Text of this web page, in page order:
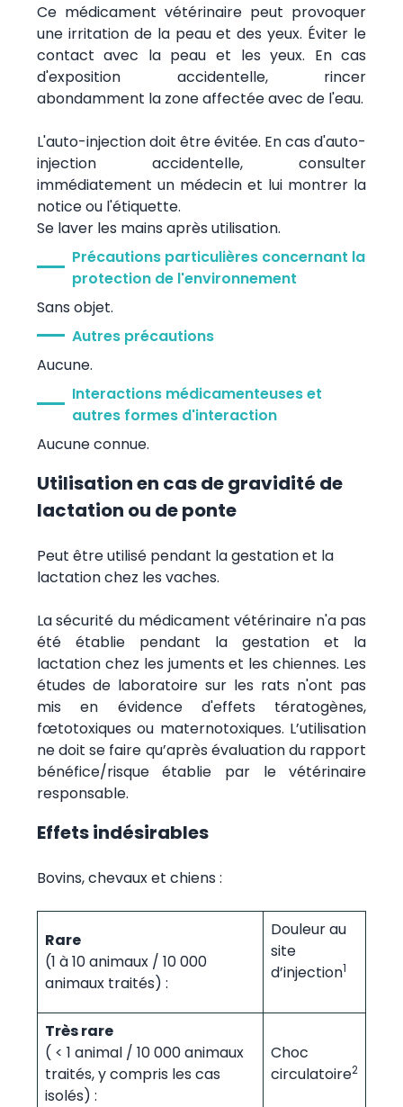
Ce médicament vétérinaire peut provoquer
une irritation de la peau et des yeux. Éviter le
contact avec la peau et les yeux. En cas
d'exposition accidentelle, rincer
abondamment la zone affectée avec de l'eau.
L'auto-injection doit être évitée. En cas d'auto-
injection accidentelle, consulter
immédiatement un médecin et lui montrer la
notice ou l'étiquette.
Se laver les mains après utilisation.
Précautions particulières concernant la
protection de l'environnement
Sans objet.
Autres précautions
Aucune.
Interactions médicamenteuses et
autres formes d'interaction
Aucune connue.
Utilisation en cas de gravidité de
lactation ou de ponte
Peut être utilisé pendant la gestation et la
lactation chez les vaches.
La sécurité du médicament vétérinaire n'a pas
été établie pendant la gestation et la
lactation chez les juments et les chiennes. Les
études de laboratoire sur les rats n'ont pas
mis en évidence d'effets tératogènes,
fœtotoxiques ou maternotoxiques. L’utilisation
ne doit se faire qu’après évaluation du rapport
bénéfice/risque établie par le vétérinaire
responsable.
Effets indésirables
Bovins, chevaux et chiens :
Rare
(1 à 10 animaux / 10 000
animaux traités) :
Douleur au
site
d’injection1
Très rare
( < 1 animal / 10 000 animaux
traités, y compris les cas
isolés) :
Choc
circulatoire2